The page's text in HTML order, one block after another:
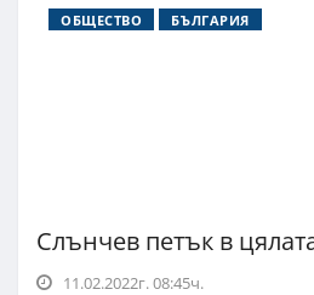
ОБЩЕСТВО БЪЛГАРИЯ
Слънчев петък в
11.02.2022г. 08:45ч.